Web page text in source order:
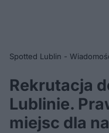
Spotted Lublin -
Rekrutacja
Lublinie.
miejsc dla